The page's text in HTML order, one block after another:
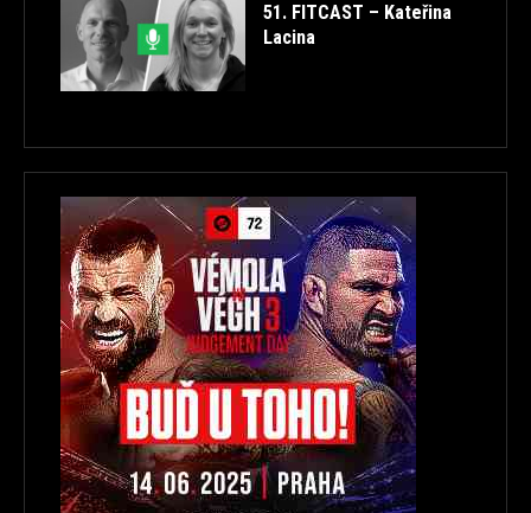
51. FITCAST – Kateřina
Lacina